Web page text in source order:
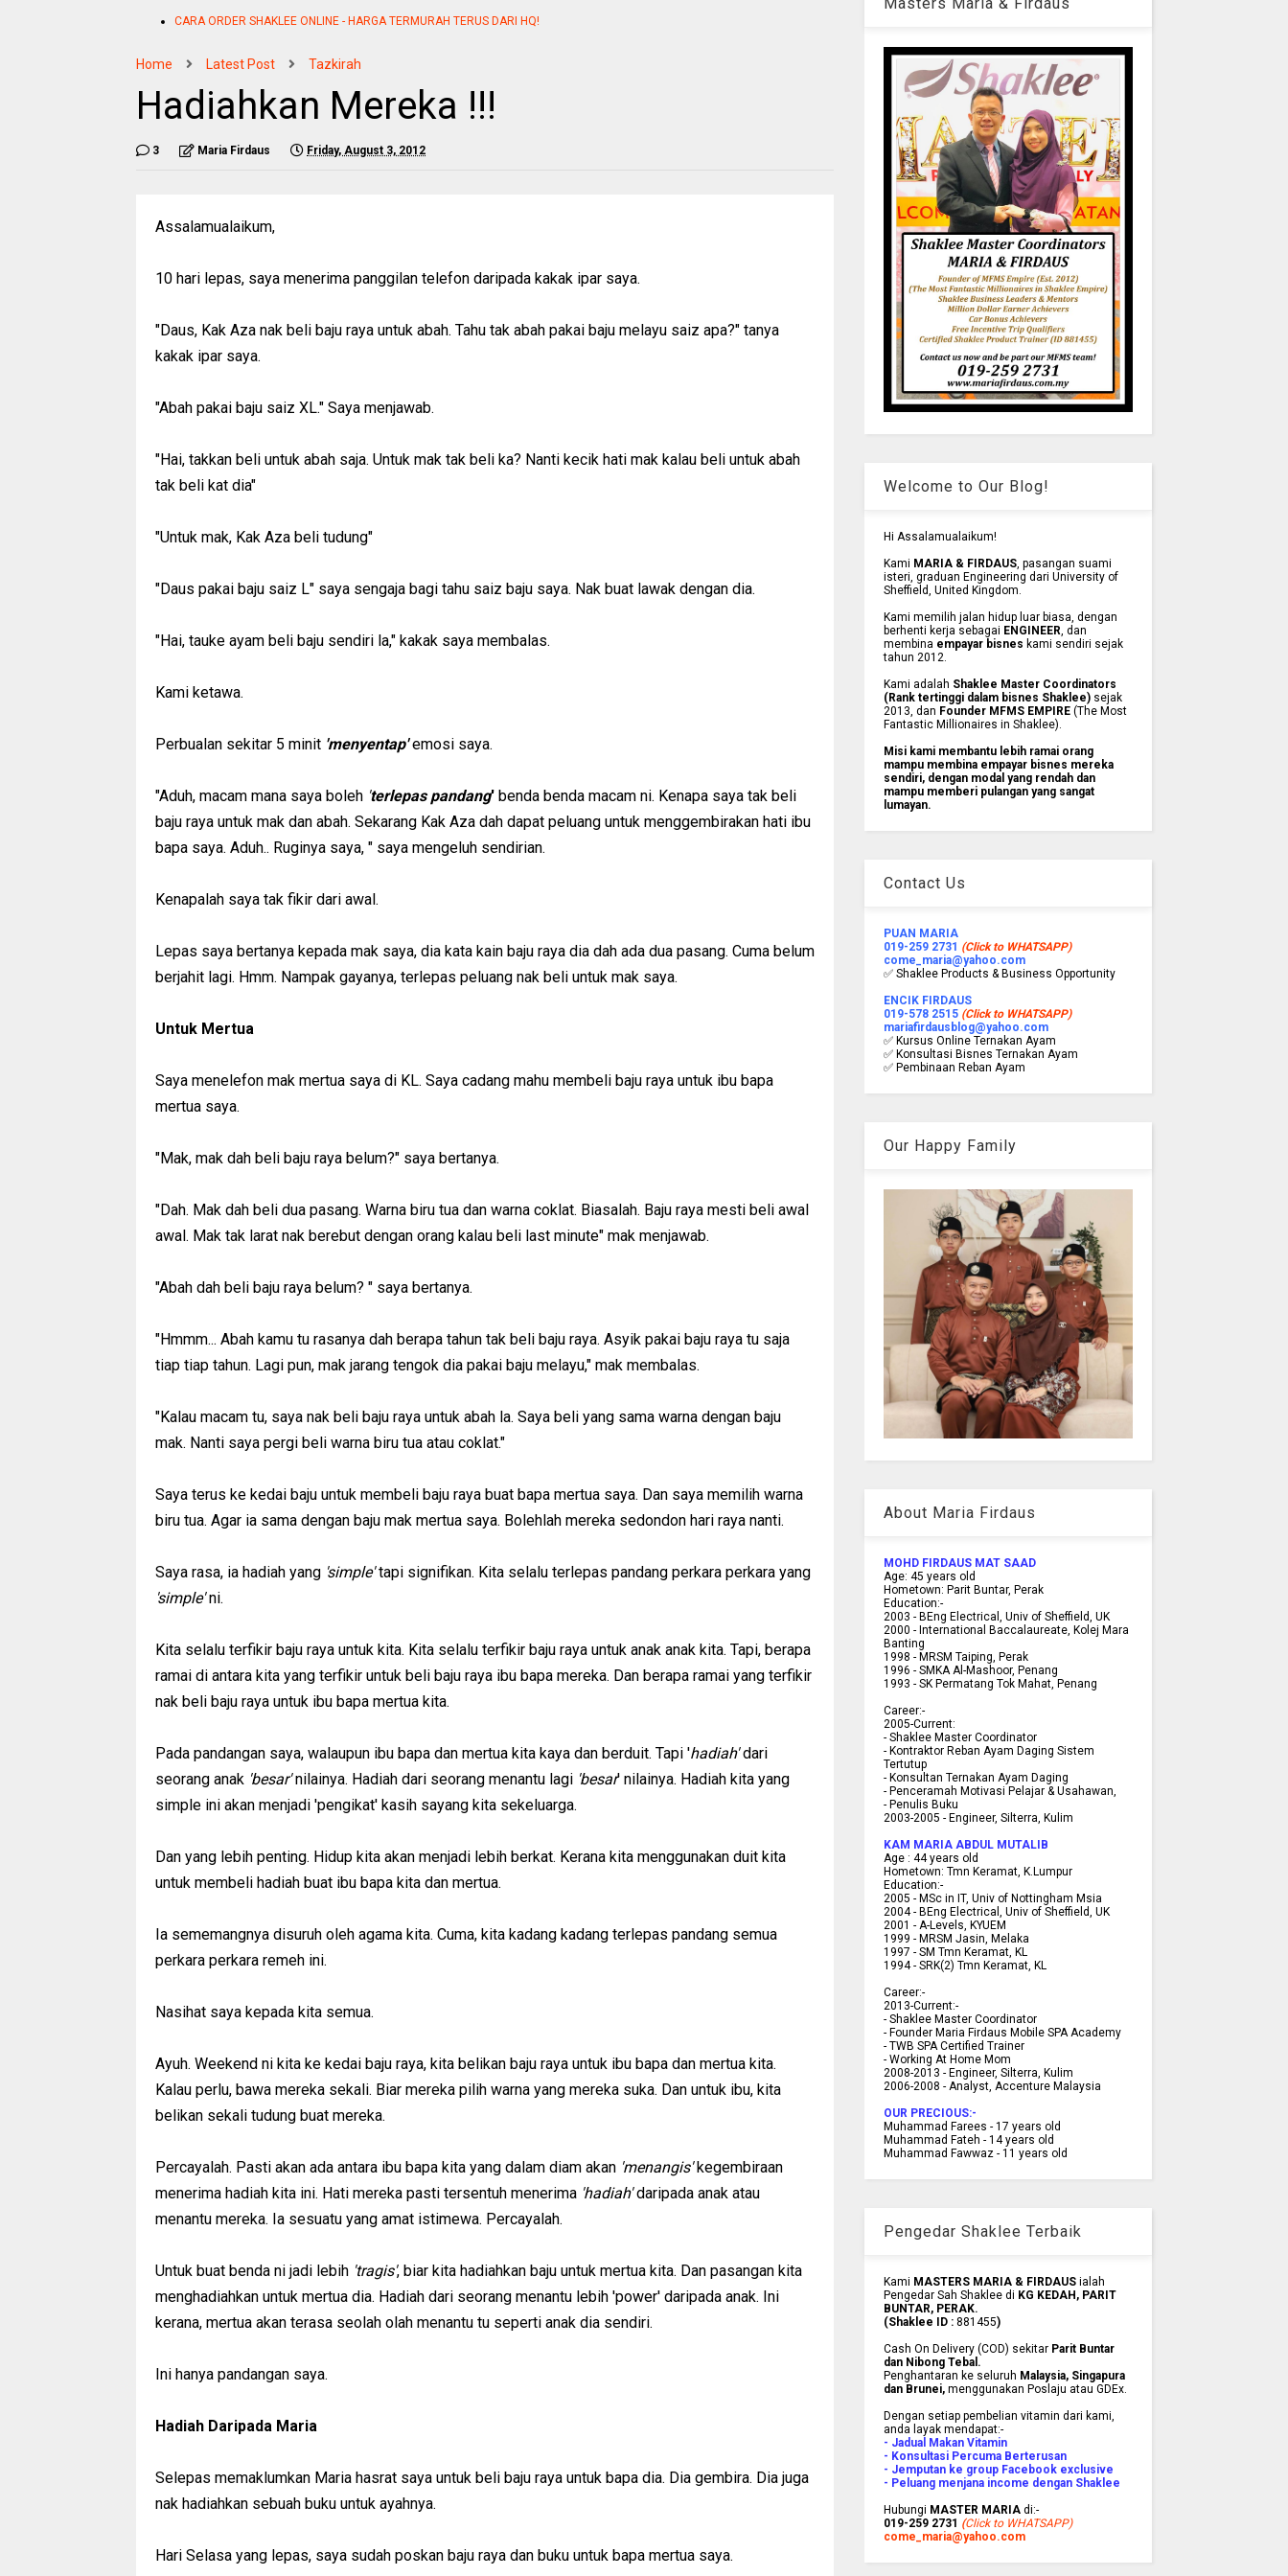
CARA ORDER SHAKLEE ONLINE - HARGA TERMURAH TERUS DARI HQ!
Home Latest Post Tazkirah
Hadiahkan Mereka !!!
3 Maria Firdaus Friday, August 3, 2012
Assalamualaikum,
10 hari lepas, saya menerima panggilan telefon daripada kakak ipar saya.
"Daus, Kak Aza nak beli baju raya untuk abah. Tahu tak abah pakai baju melayu saiz apa?" tanya
kakak ipar saya.
"Abah pakai baju saiz XL." Saya menjawab.
"Hai, takkan beli untuk abah saja. Untuk mak tak beli ka? Nanti kecik hati mak kalau beli untuk abah
tak beli kat dia"
"Untuk mak, Kak Aza beli tudung"
"Daus pakai baju saiz L" saya sengaja bagi tahu saiz baju saya. Nak buat lawak dengan dia.
"Hai, tauke ayam beli baju sendiri la," kakak saya membalas.
Kami ketawa.
Perbualan sekitar 5 minit 'menyentap'emosi saya.
"Aduh, macam mana saya boleh terlepas pandang' benda benda macam ni. Kenapa saya tak beli
baju raya untuk mak dan abah. Sekarang Kak Aza dah dapat peluang untuk menggembirakan hati ibu
bapa saya. Aduh.. Ruginya saya, " saya mengeluh sendirian.
Kenapalah saya tak fikir dari awal.
Lepas saya bertanya kepada mak saya, dia kata kain baju raya dia dah ada dua pasang. Cuma belum
berjahit lagi. Hmm. Nampak gayanya, terlepas peluang nak beli untuk mak saya.
Untuk Mertua
Saya menelefon mak mertua saya di KL. Saya cadang mahu membeli baju raya untuk ibu bapa
mertua saya.
"Mak, mak dah beli baju raya belum?" saya bertanya.
"Dah. Mak dah beli dua pasang. Warna biru tua dan warna coklat. Biasalah. Baju raya mesti beli awal
awal. Mak tak larat nak berebut dengan orang kalau beli last minute" mak menjawab.
"Abah dah beli baju raya belum? " saya bertanya.
"Hmmm... Abah kamu tu rasanya dah berapa tahun tak beli baju raya. Asyik pakai baju raya tu saja
tiap tiap tahun. Lagi pun, mak jarang tengok dia pakai baju melayu," mak membalas.
"Kalau macam tu, saya nak beli baju raya untuk abah la. Saya beli yang sama warna dengan baju
mak. Nanti saya pergi beli warna biru tua atau coklat."
Saya terus ke kedai baju untuk membeli baju raya buat bapa mertua saya. Dan saya memilih warna
biru tua. Agar ia sama dengan baju mak mertua saya. Bolehlah mereka sedondon hari raya nanti.
Saya rasa, ia hadiah yang 'simple'tapi signifikan. Kita selalu terlepas pandang perkara perkara yang
'simple'ni.
Kita selalu terfikir baju raya untuk kita. Kita selalu terfikir baju raya untuk anak anak kita. Tapi, berapa
ramai di antara kita yang terfikir untuk beli baju raya ibu bapa mereka. Dan berapa ramai yang terfikir
nak beli baju raya untuk ibu bapa mertua kita.
Pada pandangan saya, walaupun ibu bapa dan mertua kita kaya dan berduit. Tapi 'hadiah'dari
seorang anak 'besar'nilainya. Hadiah dari seorang menantu lagi 'besar' nilainya. Hadiah kita yang
simple ini akan menjadi 'pengikat' kasih sayang kita sekeluarga.
Dan yang lebih penting. Hidup kita akan menjadi lebih berkat. Kerana kita menggunakan duit kita
untuk membeli hadiah buat ibu bapa kita dan mertua.
Ia sememangnya disuruh oleh agama kita. Cuma, kita kadang kadang terlepas pandang semua
perkara perkara remeh ini.
Nasihat saya kepada kita semua.
Ayuh. Weekend ni kita ke kedai baju raya, kita belikan baju raya untuk ibu bapa dan mertua kita.
Kalau perlu, bawa mereka sekali. Biar mereka pilih warna yang mereka suka. Dan untuk ibu, kita
belikan sekali tudung buat mereka.
Percayalah. Pasti akan ada antara ibu bapa kita yang dalam diam akan 'menangis'kegembiraan
menerima hadiah kita ini. Hati mereka pasti tersentuh menerima 'hadiah'daripada anak atau
menantu mereka. Ia sesuatu yang amat istimewa. Percayalah.
Untuk buat benda ni jadi lebih 'tragis', biar kita hadiahkan baju untuk mertua kita. Dan pasangan kita
menghadiahkan untuk mertua dia. Hadiah dari seorang menantu lebih 'power' daripada anak. Ini
kerana, mertua akan terasa seolah olah menantu tu seperti anak dia sendiri.
Ini hanya pandangan saya.
Hadiah Daripada Maria
Selepas memaklumkan Maria hasrat saya untuk beli baju raya untuk bapa dia. Dia gembira. Dia juga
nak hadiahkan sebuah buku untuk ayahnya.
Hari Selasa yang lepas, saya sudah poskan baju raya dan buku untuk bapa mertua saya.
Welcome to Our Blog!
Hi Assalamualaikum!
Kami MARIA & FIRDAUS, pasangan suami
isteri, graduan Engineering dari University of
Sheffield, United Kingdom.
Kami memilih jalan hidup luar biasa, dengan
berhenti kerja sebagai ENGINEER, dan
membina empayar bisnes kami sendiri sejak
tahun 2012.
Kami adalah Shaklee Master Coordinators
(Rank tertinggi dalam bisnes Shaklee)sejak
2013, dan Founder MFMS EMPIRE(The Most
Fantastic Millionaires in Shaklee).
Misi kami membantu lebih ramai orang
mampu membina empayar bisnes mereka
sendiri, dengan modal yang rendah dan
mampu memberi pulangan yang sangat
lumayan.
Contact Us
PUAN MARIA
019-259 2731 (Click to WHATSAPP)
come_maria@yahoo.com
✅ Shaklee Products & Business Opportunity
ENCIK FIRDAUS
019-578 2515 (Click to WHATSAPP)
mariafirdausblog@yahoo.com
✅ Kursus Online Ternakan Ayam
✅ Konsultasi Bisnes Ternakan Ayam
✅ Pembinaan Reban Ayam
Our Happy Family
About Maria Firdaus
MOHD FIRDAUS MAT SAAD
Age: 45 years old
Hometown: Parit Buntar, Perak
Education:-
2003 - BEng Electrical, Univ of Sheffield, UK
2000 - International Baccalaureate, Kolej Mara
Banting
1998 - MRSM Taiping, Perak
1996 - SMKA Al-Mashoor, Penang
1993 - SK Permatang Tok Mahat, Penang
Career:-
2005-Current:
- Shaklee Master Coordinator
- Kontraktor Reban Ayam Daging Sistem
Tertutup
- Konsultan Ternakan Ayam Daging
- Penceramah Motivasi Pelajar & Usahawan,
- Penulis Buku
2003-2005 - Engineer, Silterra, Kulim
KAM MARIA ABDUL MUTALIB
Age : 44 years old
Hometown: Tmn Keramat, K.Lumpur
Education:-
2005 -MSc in IT, Univ of Nottingham Msia
2004 - BEng Electrical, Univ of Sheffield, UK
2001 - A-Levels, KYUEM
1999 - MRSM Jasin, Melaka
1997 - SM Tmn Keramat, KL
1994 - SRK(2) Tmn Keramat, KL
Career:-
2013-Current:-
- Shaklee Master Coordinator
- Founder Maria Firdaus Mobile SPA Academy
- TWB SPA Certified Trainer
- Working At Home Mom
2008-2013 - Engineer, Silterra, Kulim
2006-2008 - Analyst, Accenture Malaysia
OUR PRECIOUS:-
Muhammad Farees - 17 years old
Muhammad Fateh - 14 years old
Muhammad Fawwaz - 11 years old
Pengedar Shaklee Terbaik
Kami MASTERS MARIA & FIRDAUS ialah
Pengedar Sah Shaklee di KG KEDAH, PARIT
BUNTAR, PERAK.
(Shaklee ID : 881455)
Cash On Delivery (COD) sekitar Parit Buntar
dan Nibong Tebal.
Penghantaran ke seluruh Malaysia, Singapura
dan Brunei,menggunakan Poslaju atau GDEx.
Dengan setiap pembelian vitamin dari kami,
anda layak mendapat:-
- Jadual Makan Vitamin
- Konsultasi Percuma Berterusan
- Jemputan ke group Facebook exclusive
- Peluang menjana income dengan Shaklee
Hubungi MASTER MARIAdi:-
019-259 2731 (Click to WHATSAPP)
come_maria@yahoo.com